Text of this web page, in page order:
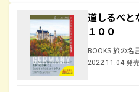
道しるべと
１００
BOOKS 旅の名
2022.11.04 発